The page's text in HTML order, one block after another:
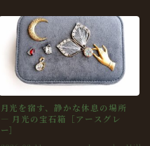
月光を宿す、静かな休息の場所
― 月光の宝石箱［アースグレ
ー］